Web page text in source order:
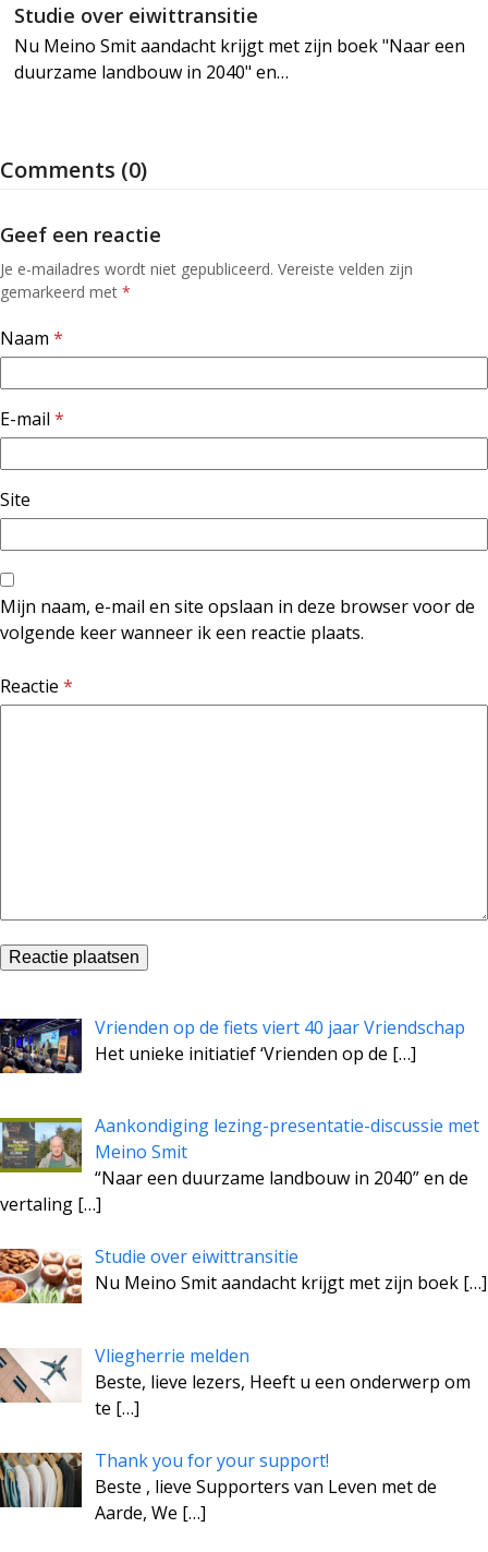
Studie over eiwittransitie
Nu Meino Smit aandacht krijgt met zijn boek "Naar een
duurzame landbouw in 2040" en…
Comments (0)
Geef een reactie
Je e-mailadres wordt niet gepubliceerd. Vereiste velden zijn
gemarkeerd met *
Naam *
E-mail *
Site
Mijn naam, e-mail en site opslaan in deze browser voor de
volgende keer wanneer ik een reactie plaats.
Reactie *
Vrienden op de fiets viert 40 jaar Vriendschap
Het unieke initiatief ‘Vrienden op de […]
Aankondiging lezing-presentatie-discussie met
Meino Smit
“Naar een duurzame landbouw in 2040” en de
vertaling […]
Studie over eiwittransitie
Nu Meino Smit aandacht krijgt met zijn boek […]
Vliegherrie melden
Beste, lieve lezers, Heeft u een onderwerp om
te […]
Thank you for your support!
Beste , lieve Supporters van Leven met de
Aarde, We […]